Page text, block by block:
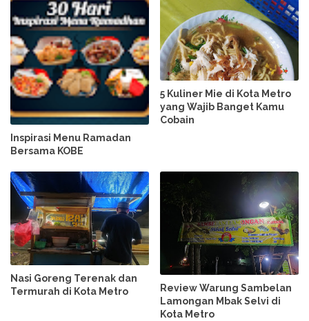
Inspirasi Menu Ramadan
Bersama KOBE
5 Kuliner Mie di Kota Metro
yang Wajib Banget Kamu
Cobain
Nasi Goreng Terenak dan
Termurah di Kota Metro
Review Warung Sambelan
Lamongan Mbak Selvi di
Kota Metro